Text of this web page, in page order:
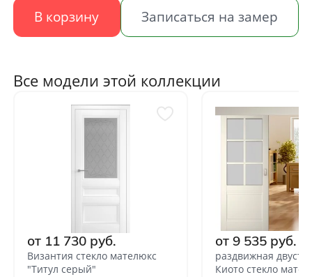
В корзину
Записаться на замер
Все модели этой коллекции
от 11 730 руб.
Византия стекло мателюкс
"Титул серый"
от 9 535 руб.
раздвижная
Киото стекло